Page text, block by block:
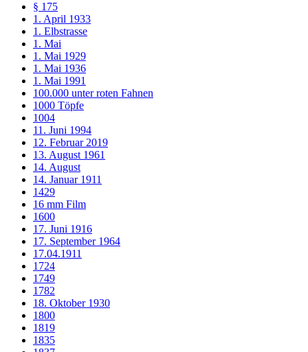
§ 175
1. April 1933
1. Elbstrasse
1. Mai
1. Mai 1929
1. Mai 1936
1. Mai 1991
100.000 unter roten Fahnen
1000 Töpfe
1004
11. Juni 1994
12. Februar 2019
13. August 1961
14. August
14. Januar 1911
1429
16 mm Film
1600
17. Juni 1916
17. September 1964
17.04.1911
1724
1749
1782
18. Oktober 1930
1800
1819
1835